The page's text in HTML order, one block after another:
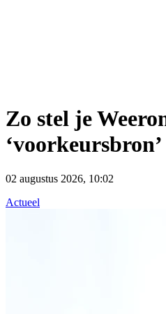
Zo stel je
02 augustus 2026, 10:02
Actueel